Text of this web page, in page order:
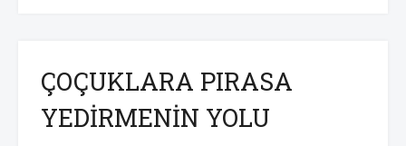
ÇOÇUKLARA PIRASA
YEDİRMENİN YOLU